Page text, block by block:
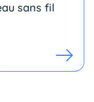
sans fil